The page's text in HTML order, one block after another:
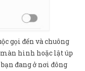
gọi đến và chuông
màn hình hoặc lật úp
đang ở nơi đông